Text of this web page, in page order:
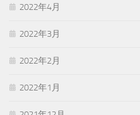
2022年4月
2022年3月
2022年2月
2022年1月